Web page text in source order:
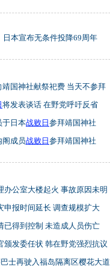
日本宣布无条件投降69周年
靖国神社献祭祀费 当天不参拜
将发表谈话 在野党呼吁反省
于日本战败日参拜靖国神社
阁成员战败日参拜靖国神社
办公室大楼起火 事故原因未明
申报时间延长 调查规模扩大
已得到控制 未造成人员伤亡
颁发委任状 韩在野党强烈抗议
士再驶入福岛隔离区樱花大道